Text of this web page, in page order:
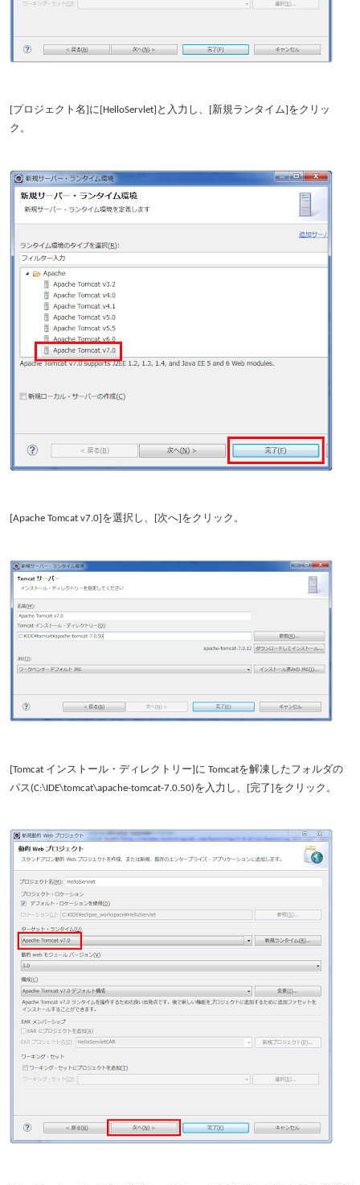
[プロジェクト名]に[HelloServlet]と入力し、[新規ランタイム]をクリッ
ク。
[Apache Tomcat v7.0]を選択し、[次へ]をクリック。
[Tomcat インストール・ディレクトリー]に Tomcatを解凍したフォルダの
パス(C:\IDE\tomcat\apache-tomcat-7.0.50)を入力し、[完了]をクリック。